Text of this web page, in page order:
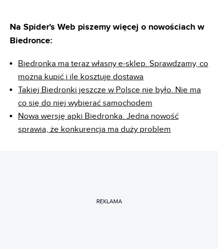
Na Spider's Web piszemy więcej o nowościach w
Biedronce:
Biedronka ma teraz własny e-sklep. Sprawdzamy, co
można kupić i ile kosztuje dostawa
Takiej Biedronki jeszcze w Polsce nie było. Nie ma
co się do niej wybierać samochodem
Nowa wersję apki Biedronka. Jedna nowość
sprawia, że konkurencja ma duży problem
REKLAMA